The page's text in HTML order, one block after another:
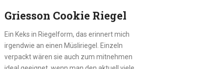
Griesson Cookie Riegel
Ein Keks in Riegelform, das erinnert mich
irgendwie an einen Müsliriegel. Einzeln
verpackt wären sie auch zum mitnehmen